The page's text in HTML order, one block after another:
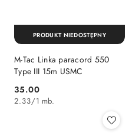
M-Tac Linka paracord 550
Type III 15m USMC
Cena:
35.00
2.33/1 mb.
PRODUKT NIEDOSTĘPNY